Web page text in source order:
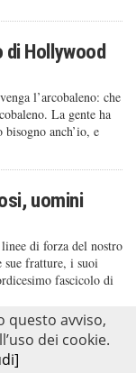
di Hollywood
l’arcobaleno: che
La gente ha
bisogno anch’io, e
uomini
di forza del nostro
sue fratture, i suoi
fascicolo di
questo avviso,
dei cookie.